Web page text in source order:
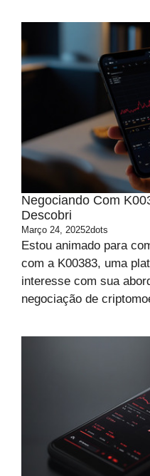
Negociando Com
Descobri
Março 24, 20252dots
Estou animado para
com a K00383, uma
interesse com sua
negociação de